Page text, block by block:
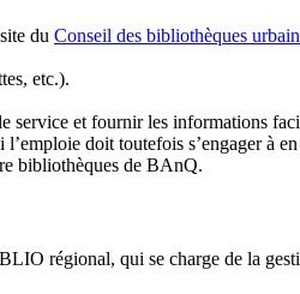
du Conseil des bibliothèques
etc.).
service et fournir les informations
doit toutefois s’engager à en
bibliothèques de BAnQ.
régional, qui se charge de la